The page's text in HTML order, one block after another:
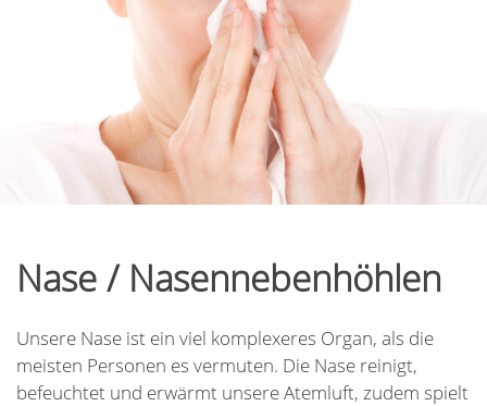
Nase / Nasennebenhöhlen
Unsere Nase ist ein viel komplexeres Organ, als die
meisten Personen es vermuten. Die Nase reinigt,
befeuchtet und erwärmt unsere Atemluft, zudem spielt